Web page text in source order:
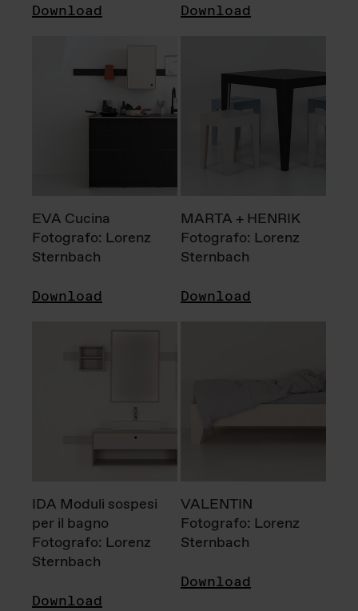
Download Download
EVA Cucina
Fotografo: Lorenz
Sternbach
Download
MARTA + HENRIK
Fotografo: Lorenz
Sternbach
Download
IDA Moduli sospesi
per il bagno
Fotografo: Lorenz
Sternbach
Download
VALENTIN
Fotografo: Lorenz
Sternbach
Download